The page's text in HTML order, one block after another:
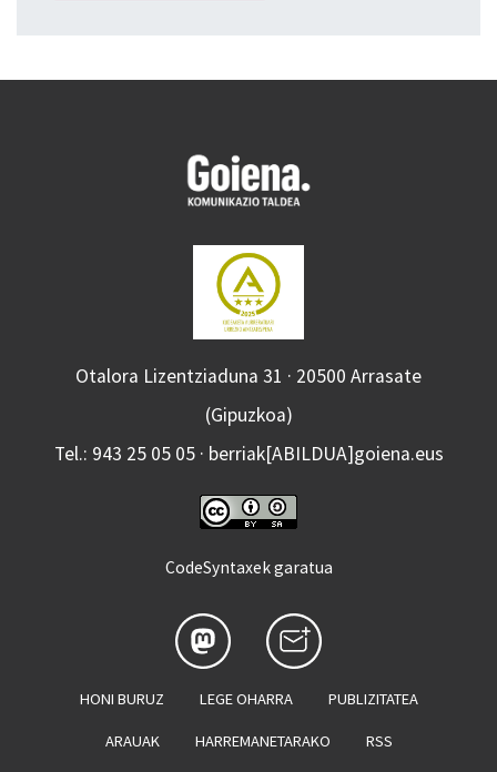
Otalora Lizentziaduna 31 · 20500 Arrasate
(Gipuzkoa)
Tel.: 943 25 05 05 · berriak[ABILDUA]goiena.eus
CodeSyntaxek garatua
HONI BURUZ LEGE OHARRA PUBLIZITATEA
ARAUAK HARREMANETARAKO RSS